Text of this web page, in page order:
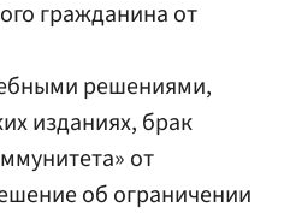
гражданина от
решениями,
изданиях, брак
от
об ограничении